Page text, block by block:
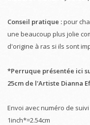
Conseil pratique :pour
une beaucoup plus jolie
d'origine à ras si ils sont
*Perruque présentée ici
25cm de l'Artiste Dianna
Envoi avec numéro de suivi
1inch*=2.54cm